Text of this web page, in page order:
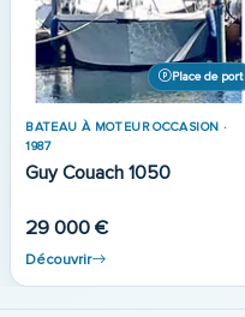
Place de port
BATEAU À MOTEUR OCCASION ·
1987
Guy Couach 1050
29 000 €
Découvrir